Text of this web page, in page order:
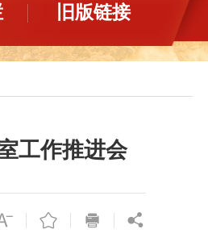
旧版链接
工作推进会